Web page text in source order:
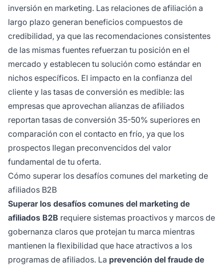
inversión en marketing. Las relaciones de afiliación a
largo plazo generan beneficios compuestos de
credibilidad, ya que las recomendaciones consistentes
de las mismas fuentes refuerzan tu posición en el
mercado y establecen tu solución como estándar en
nichos específicos. El impacto en la confianza del
cliente y las tasas de conversión es medible: las
empresas que aprovechan alianzas de afiliados
reportan tasas de conversión 35-50% superiores en
comparación con el contacto en frío, ya que los
prospectos llegan preconvencidos del valor
fundamental de tu oferta.
Cómo superar los desafíos comunes del marketing de
afiliados B2B
Superar los desafíos comunes del marketing de
afiliados B2B requiere sistemas proactivos y marcos de
gobernanza claros que protejan tu marca mientras
mantienen la flexibilidad que hace atractivos a los
programas de afiliados. La prevención del fraude de